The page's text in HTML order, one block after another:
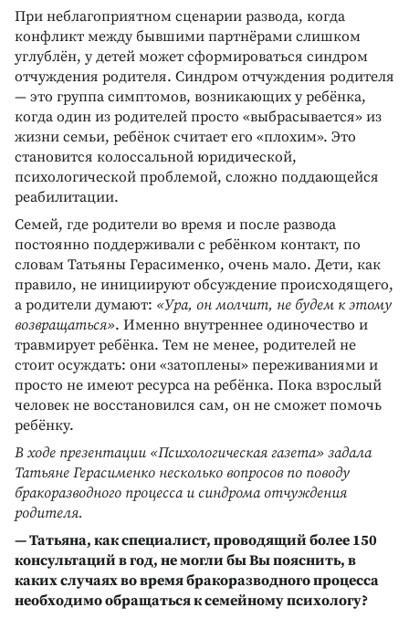
При неблагоприятном сценарии развода, когда
конфликт между бывшими партнёрами слишком
углублён, у детей может сформироваться синдром
отчуждения родителя. Синдром отчуждения родителя
— это группа симптомов, возникающих у ребёнка,
когда один из родителей просто «выбрасывается» из
жизни семьи, ребёнок считает его «плохим». Это
становится колоссальной юридической,
психологической проблемой, сложно поддающейся
реабилитации.
Семей, где родители во время и после развода
постоянно поддерживали с ребёнком контакт, по
словам Татьяны Герасименко, очень мало. Дети, как
правило, не инициируют обсуждение происходящего,
а родители думают: «Ура, он молчит, не будем к этому
возвращаться». Именно внутреннее одиночество и
травмирует ребёнка. Тем не менее, родителей не
стоит осуждать: они «затоплены» переживаниями и
просто не имеют ресурса на ребёнка. Пока взрослый
человек не восстановился сам, он не сможет помочь
ребёнку.
В ходе презентации «Психологическая газета» задала
Татьяне Герасименко несколько вопросов по поводу
бракоразводного процесса и синдрома отчуждения
родителя.
— Татьяна, как специалист, проводящий более 150
консультаций в год, не могли бы Вы пояснить, в
каких случаях во время бракоразводного процесса
необходимо обращаться к семейному психологу?